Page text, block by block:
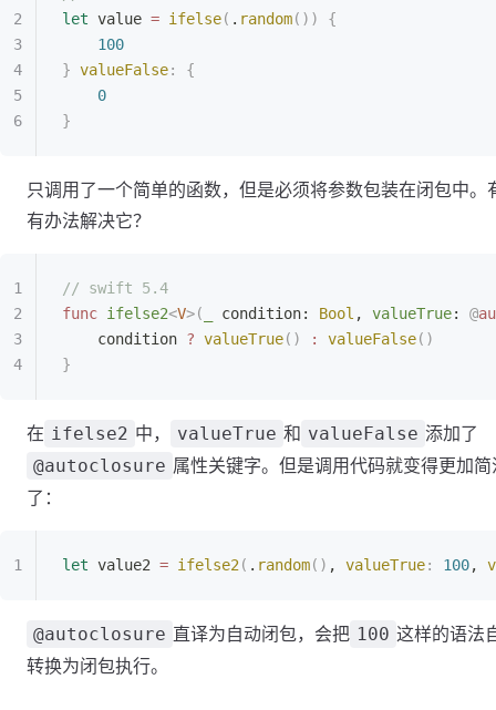
let value = ifelse( . random())
{
    100
} valueFalse:
{
    0
}
只调用了一个简单的函数，但是必须将参数包装在闭包中。
有办法解决它？
// swift 5.4
func ifelse2<V>( condition: Bool , valueTrue: @
    condition
? valueTrue() : valueFalse()
}
在 ifelse2 中， valueTrue 和 valueFalse 添加了
@autoclosure 属性关键字。但是调用代码就变得更加简
了：
let value2 = ifelse2 ( . random() , valueTrue: 100,
@autoclosure 直译为自动闭包，会把 100 这样的语法
转换为闭包执行。